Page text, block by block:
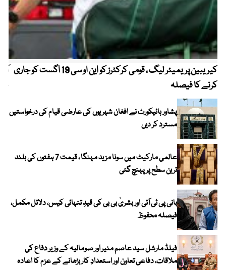
کیریبین پریمیئر لیگ ، قومی کرکٹرز کو این او سی 19 اگست کو جاری
کرنے کا فیصلہ
پشاور ہائیکورٹ نے افغان شہریوں کی عارضی قیام کی درخواستیں
مسترد کر دیں
عالمی مارکیٹ میں سونا مزید مہنگا ، قیمت 7 ہفتوں کی بلند
ترین سطح پر پہنچ گئی
بانی پی ٹی آئی اور بشریٰ بی بی کی قیدِ تنہائی کیس، دلائل مکمل،
فیصلہ محفوظ
فیلڈ مارشل سید عاصم منیر اور صومالیہ کے وزیر دفاع کی
ملاقات، دفاعی تعاون اور استعدادِ کار بڑھانے کے عزم کا اعادہ